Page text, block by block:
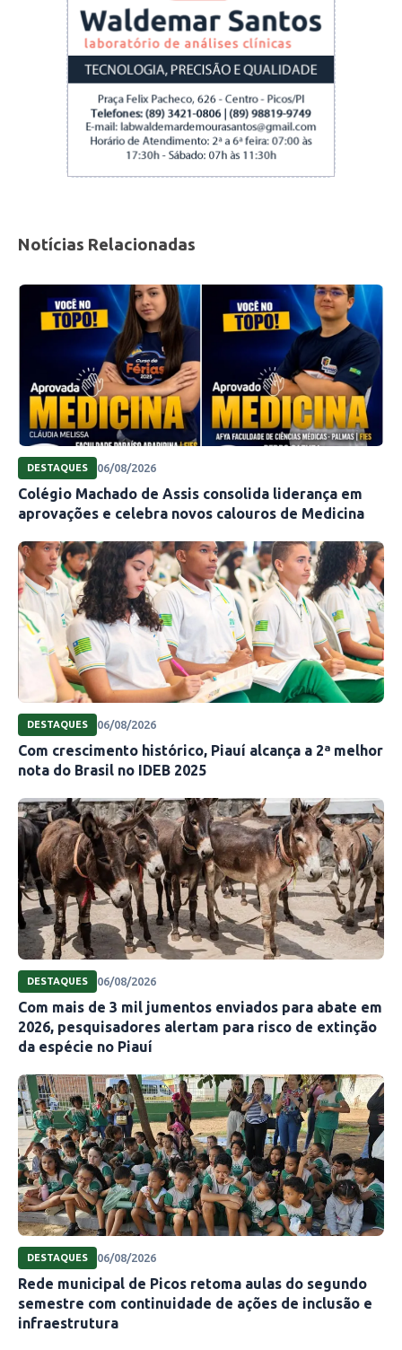
Notícias Relacionadas
DESTAQUES 06/08/2026
Colégio Machado de Assis consolida liderança em
aprovações e celebra novos calouros de Medicina
DESTAQUES 06/08/2026
Com crescimento histórico, Piauí alcança a 2ª melhor
nota do Brasil no IDEB 2025
DESTAQUES 06/08/2026
Com mais de 3 mil jumentos enviados para abate em
2026, pesquisadores alertam para risco de extinção
da espécie no Piauí
DESTAQUES 06/08/2026
Rede municipal de Picos retoma aulas do segundo
semestre com continuidade de ações de inclusão e
infraestrutura